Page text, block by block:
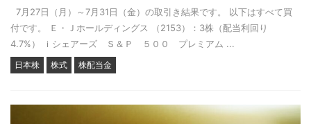
7月27日（月）～7月31日（金）の取引き結果です。 以下はすべて買
付です。 Ｅ・Ｊホールディングス （2153）：3株（配当利回り
4.7%） ｉシェアーズ Ｓ＆Ｐ ５００ プレミアム ...
日本株 株式 株配当金